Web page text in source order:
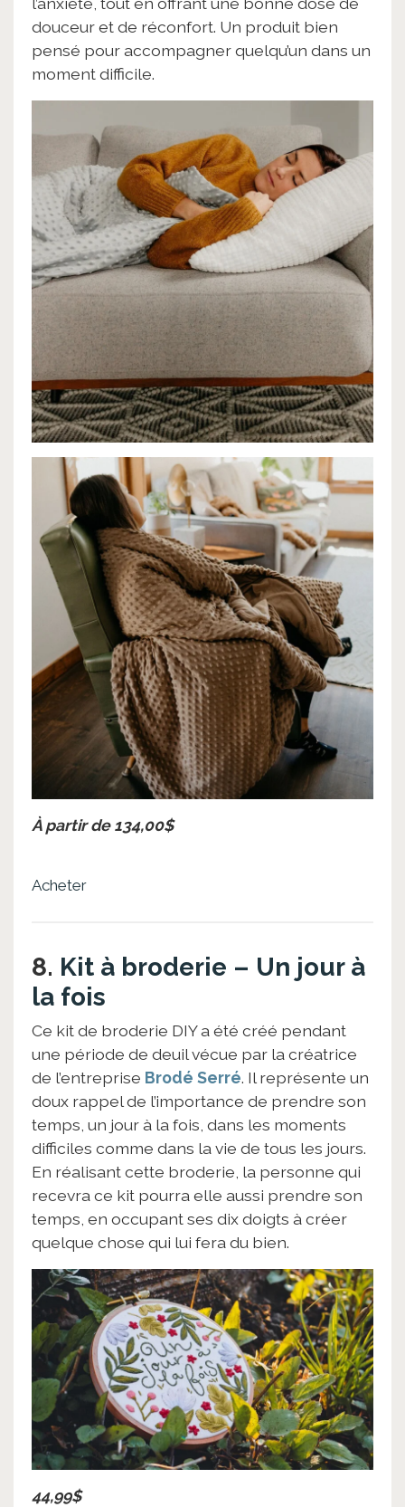
douceur et de réconfort. Un produit bien
pensé pour accompagner quelqu’un dans un
moment difficile.
À partir de 134,00$
Acheter
8. Kit à broderie – Un jour à
la fois
Ce kit de broderie DIY a été créé pendant
une période de deuil vécue par la créatrice
de l’entreprise Brodé Serré. Il représente un
doux rappel de l’importance de prendre son
temps, un jour à la fois, dans les moments
difficiles comme dans la vie de tous les jours.
En réalisant cette broderie, la personne qui
recevra ce kit pourra elle aussi prendre son
temps, en occupant ses dix doigts à créer
quelque chose qui lui fera du bien.
44,99$